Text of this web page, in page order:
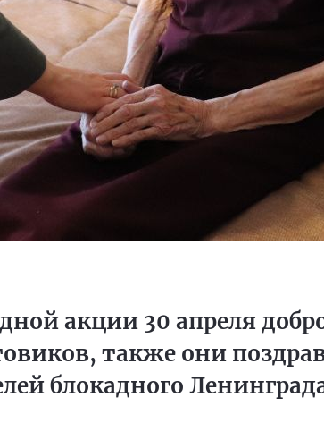
акции 30 апреля
также они
блокадного